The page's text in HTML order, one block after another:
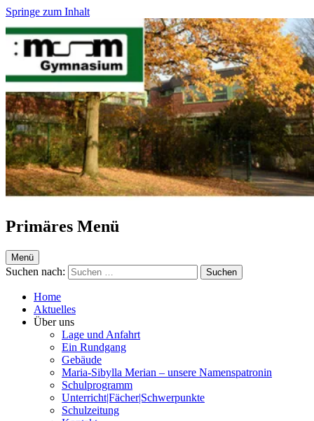
Springe zum Inhalt
Maria-Sibylla-Merian-Gymnasium Krefeld
Webseite des MSM
Primäres Menü
Menü
Suchen nach:
Home
Aktuelles
Über uns
Lage und Anfahrt
Ein Rundgang
Gebäude
Maria-Sibylla Merian – unsere Namenspatronin
Schulprogramm
Unterricht|Fächer|Schwerpunkte
Schulzeitung